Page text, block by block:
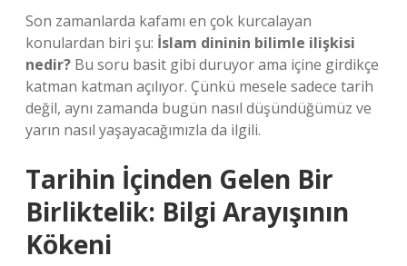
Son zamanlarda kafamı en çok kurcalayan
konulardan biri şu: İslam dininin bilimle ilişkisi
nedir? Bu soru basit gibi duruyor ama içine girdikçe
katman katman açılıyor. Çünkü mesele sadece tarih
değil, aynı zamanda bugün nasıl düşündüğümüz ve
yarın nasıl yaşayacağımızla da ilgili.
Tarihin İçinden Gelen Bir
Birliktelik: Bilgi Arayışının
Kökeni